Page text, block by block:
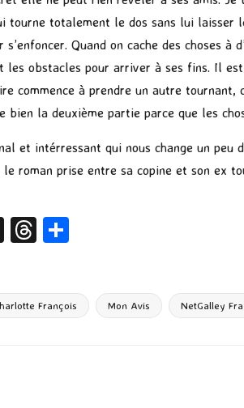
totalement le dos sans lui laisser
Quand on cache des
les obstacles pour arriver à ses fins. Il
commence à prendre un autre tournant,
la deuxième partie parce que les
et intérressant qui nous change un peu
roman prise entre sa copine et son ex
X
T
ds g
François Mon Avis NetGalley